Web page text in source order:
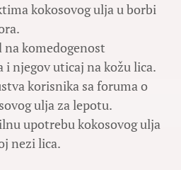
kokosovog ulja u borbi
komedogenost
i njegov uticaj na kožu lica.
korisnika sa foruma o
ulja za lepotu.
upotrebu kokosovog ulja
nezi lica.